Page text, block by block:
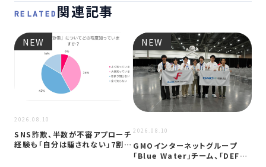
RELATED 関連記事
NEW
2026.08.10
SNS詐欺、半数が不審アプローチ
経験も「自分は騙されない」7割超
NEW
2026.08.10
GMOインターネットグループ
「Blue Water」チーム、「DEF…